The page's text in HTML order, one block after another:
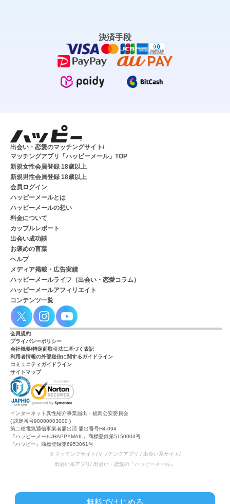
決済手段
出会い・恋愛のマッチングサイト/
マッチングアプリ「ハッピーメール」TOP
新規女性会員登録 18歳以上
新規男性会員登録 18歳以上
会員ログイン
ハッピーメールとは
ハッピーメールの想い
料金について
カップルレポート
出会い成功談
お褒めの言葉
ヘルプ
メディア掲載・広告実績
ハッピーメールライフ（出会い・恋愛コラム）
ハッピーメールアフィリエイト
コンテンツ一覧
会員規約
プライバシーポリシー
会社概要/特定商取引法に基づく表記
利用者情報の外部送信に関するガイドライン
コミュニティガイドライン
サイトマップ
インターネット異性紹介事業届出・福岡公安委員会
( 認定番号90080003000 )
第二種電気通信事業者届出済 届出番号H4-094
『ハッピーメール/HAPPYMAIL』商標登録第5150003号
『ハッピー』商標登録第6953061号
© マッチングサイト/マッチングアプリ / 出会い系サイト/
出会い系アプリ/ 出会い・恋愛の『ハッピーメール』
無料ではじめる